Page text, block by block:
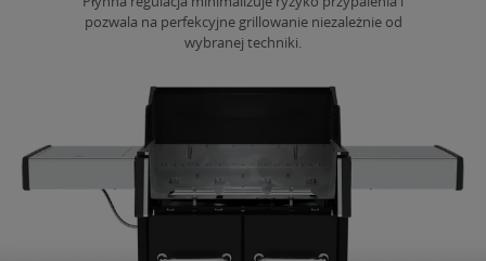
pozwala na perfekcyjne grillowanie niezależnie od
wybranej techniki.